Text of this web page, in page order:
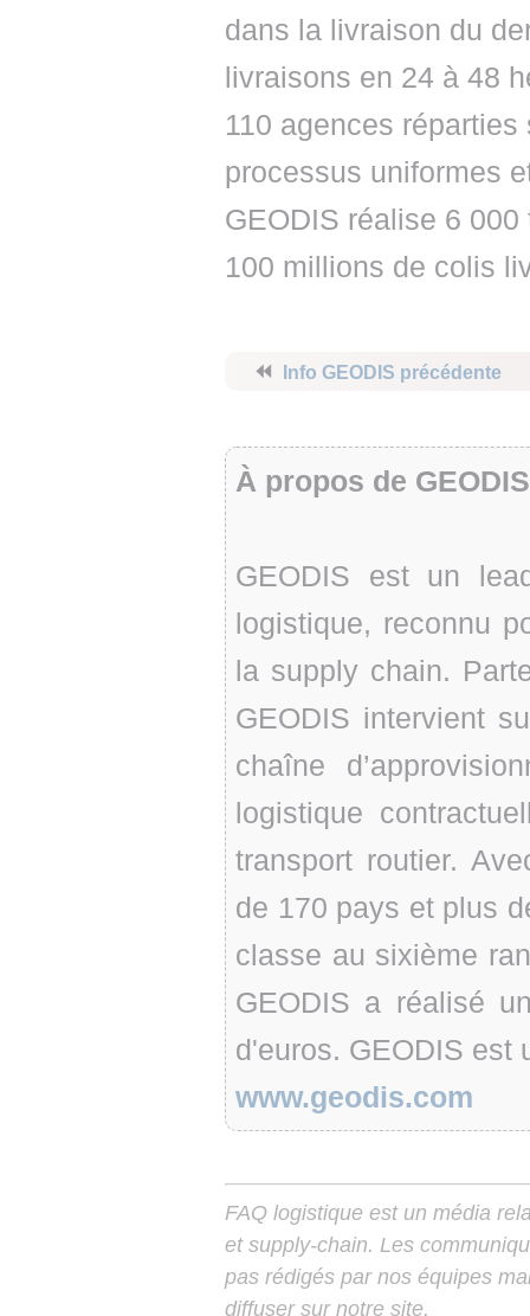
dans la livraison du
livraisons en 24 à 48
110 agences
processus uniformes
GEODIS réalise 6
100 millions de colis
⏪ Info GEODIS précédente
À propos de GEODIS
GEODIS est un
logistique, reconnu
la supply chain.
GEODIS intervient
chaîne
logistique
transport routier.
de 170 pays et plus
classe au sixième
GEODIS a réalisé
d'euros. GEODIS est
www.geodis.com
FAQ logistique est un média
et supply-chain. Les
pas rédigés par nos équipes
diffuser sur notre site.